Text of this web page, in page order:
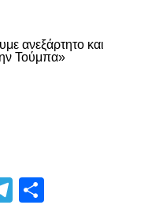
ανεξάρτητο και
Τούμπα»
Telegram